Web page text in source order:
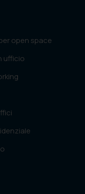
open space
ufficio